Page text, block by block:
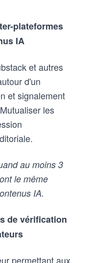
plateformes
IA
et autres
d'un
et signalement
les
au moins 3
le même
IA.
de vérification
permettant aux